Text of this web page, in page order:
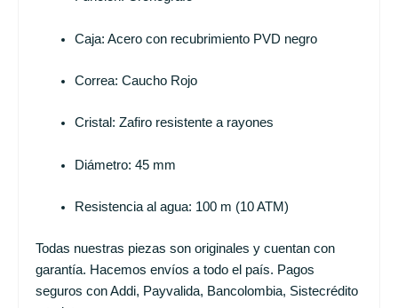
Caja: Acero con recubrimiento PVD negro
Correa: Caucho Rojo
Cristal: Zafiro resistente a rayones
Diámetro: 45 mm
Resistencia al agua: 100 m (10 ATM)
Todas nuestras piezas son originales y cuentan con
garantía. Hacemos envíos a todo el país. Pagos
seguros con Addi, Payvalida, Bancolombia, Sistecrédito